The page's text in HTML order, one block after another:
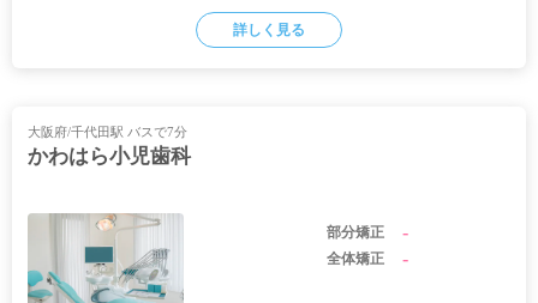
詳しく見る
大阪府/千代田駅 バスで7分
かわはら小児歯科
部分矯正 -
全体矯正 -